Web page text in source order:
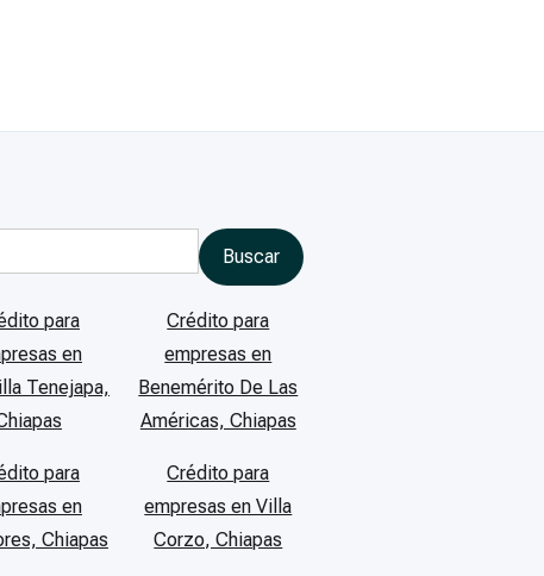
para
en
Tenejapa,
Crédito para
empresas en
Benemérito De Las
Américas, Chiapas
para
en
Chiapas
Crédito para
empresas en Villa
Corzo, Chiapas